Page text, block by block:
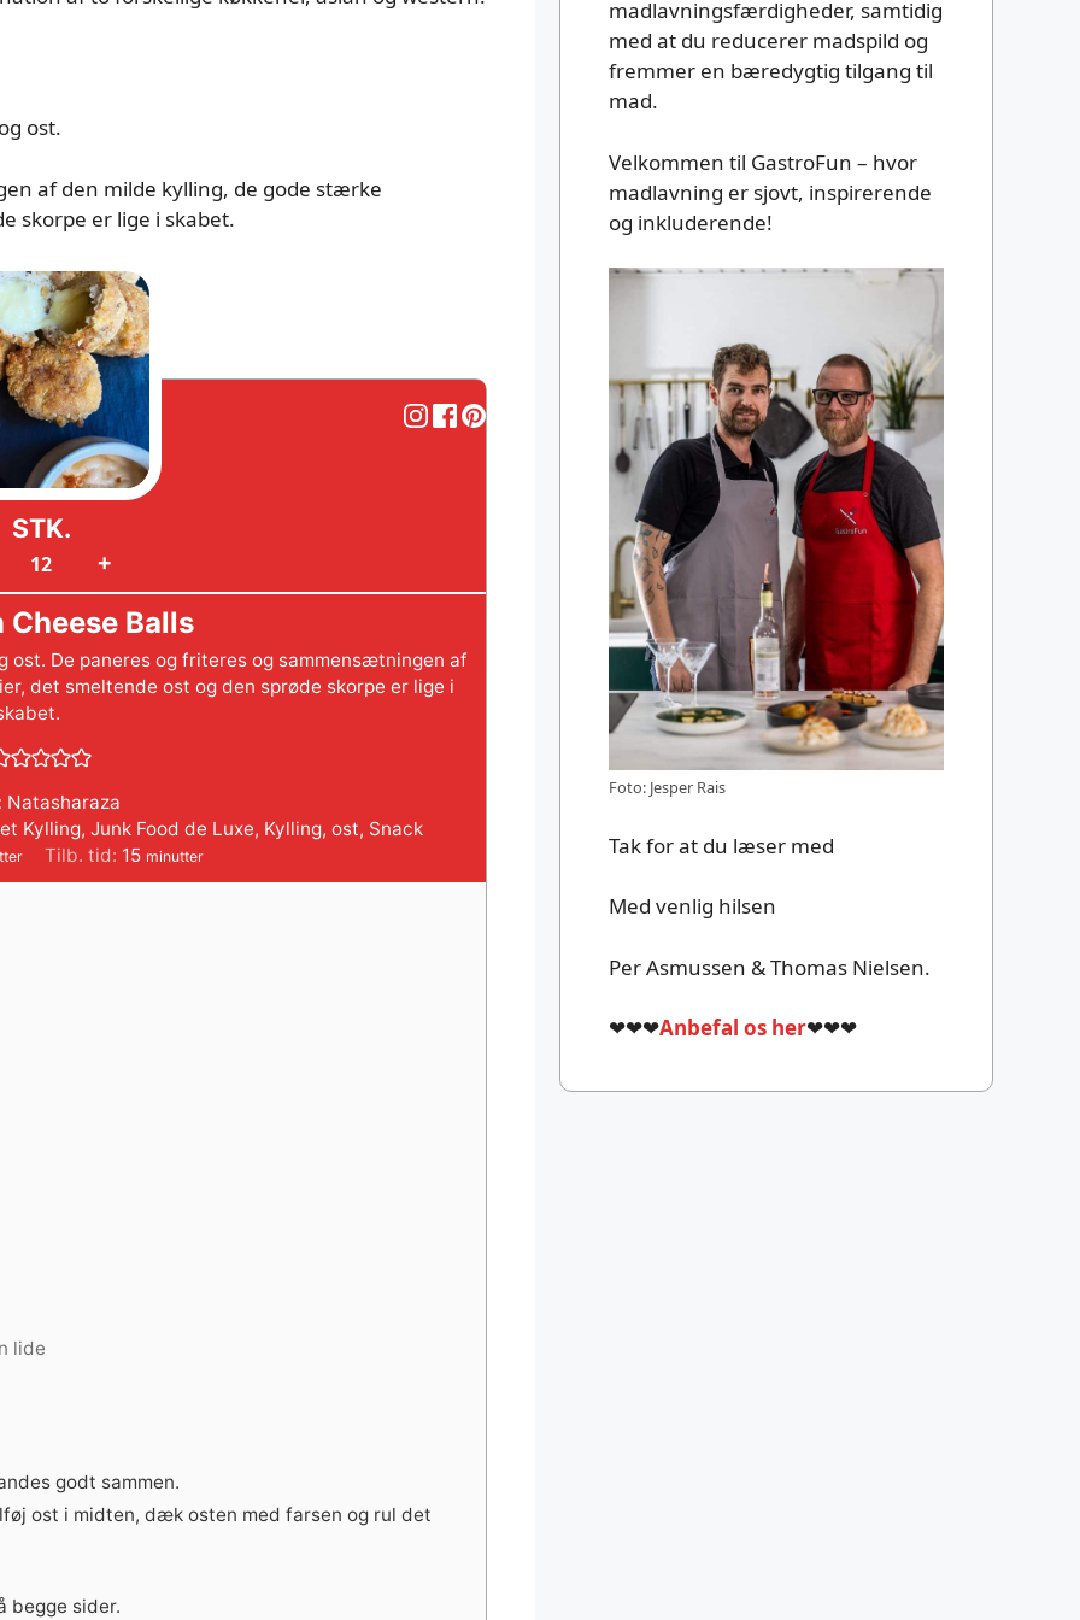
ost.
af den milde kylling, de gode stærke
skorpe er lige i skabet.
+
STK.
Cheese Balls
De paneres og friteres og sammensætningen af
det smeltende ost og den sprøde skorpe er lige i
⠀
Natasharaza
Kylling,Junk Food de Luxe, Kylling,ost, Snack
Tilb. tid: 15minutter
minutter
lide
godt sammen.
ost i midten, dæk osten med farsen og rul det
begge sider.
madlavningsfærdigheder, samtidig
med at du reducerer madspild og
fremmer en bæredygtig tilgang til
mad.
Velkommen til GastroFun – hvor
madlavning er sjovt, inspirerende
og inkluderende!
Foto: Jesper Rais
Tak for at du læser med
Med venlig hilsen
Per Asmussen & Thomas Nielsen.
❤❤❤Anbefal os her❤❤❤